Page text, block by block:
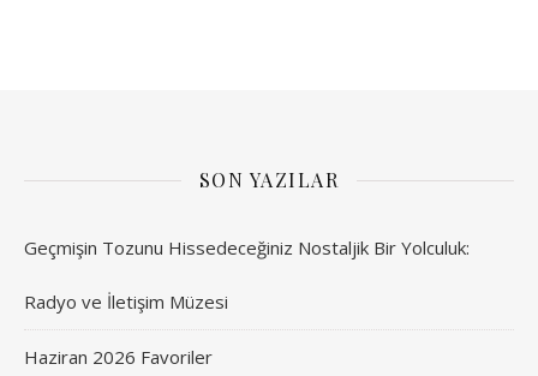
SON YAZILAR
Geçmişin Tozunu Hissedeceğiniz Nostaljik Bir Yolculuk:
Radyo ve İletişim Müzesi
Haziran 2026 Favoriler